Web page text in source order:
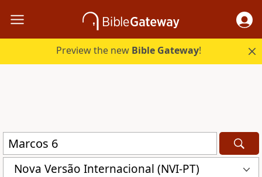
Preview the new Bible Gateway!
Nova Versão Internacional (NVI-PT)